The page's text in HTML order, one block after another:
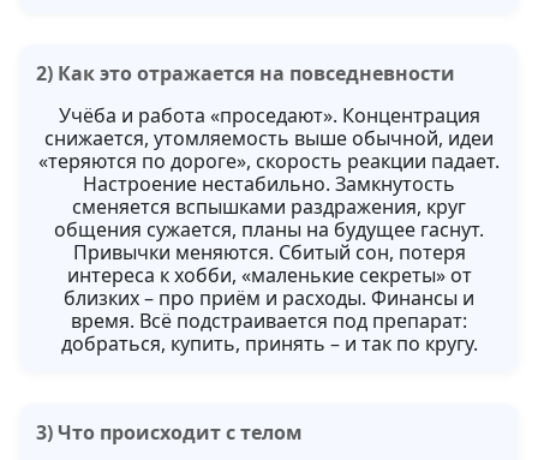
2) Как это отражается на повседневности
Учёба и работа «проседают». Концентрация
снижается, утомляемость выше обычной, идеи
«теряются по дороге», скорость реакции падает.
Настроение нестабильно. Замкнутость
сменяется вспышками раздражения, круг
общения сужается, планы на будущее гаснут.
Привычки меняются. Сбитый сон, потеря
интереса к хобби, «маленькие секреты» от
близких – про приём и расходы. Финансы и
время. Всё подстраивается под препарат:
добраться, купить, принять – и так по кругу.
3) Что происходит с телом